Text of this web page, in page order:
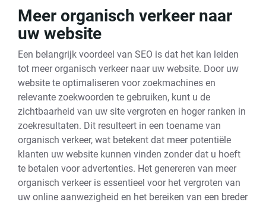
Meer organisch verkeer naar
uw website
Een belangrijk voordeel van SEO is dat het kan leiden
tot meer organisch verkeer naar uw website. Door uw
website te optimaliseren voor zoekmachines en
relevante zoekwoorden te gebruiken, kunt u de
zichtbaarheid van uw site vergroten en hoger ranken in
zoekresultaten. Dit resulteert in een toename van
organisch verkeer, wat betekent dat meer potentiële
klanten uw website kunnen vinden zonder dat u hoeft
te betalen voor advertenties. Het genereren van meer
organisch verkeer is essentieel voor het vergroten van
uw online aanwezigheid en het bereiken van een breder